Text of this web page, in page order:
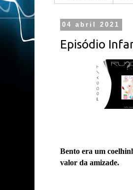
04 abril 2021
Episódio
Bento era um
valor da amizade.